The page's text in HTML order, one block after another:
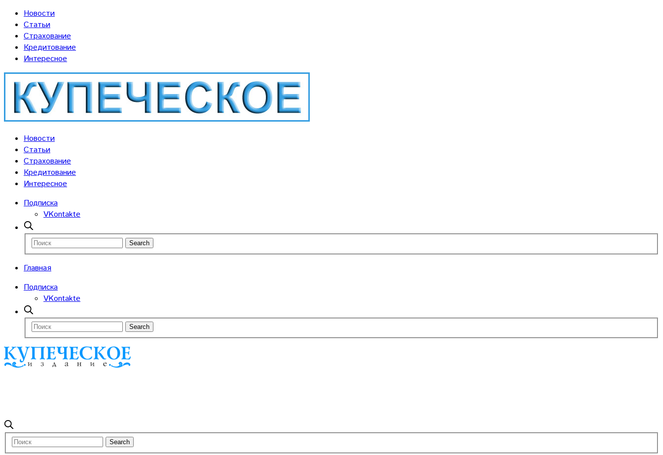
Новости
Статьи
Страхование
Кредитование
Интересное
Новости
Статьи
Страхование
Кредитование
Интересное
Подписка
VKontakte
Главная
Подписка
VKontakte